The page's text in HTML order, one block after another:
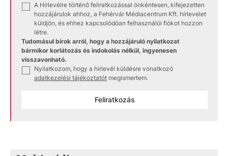
A Hírlevélre történő feliratkozással önkéntesen, kifejezetten
hozzájárulok ahhoz, a Fehérvár Médiacentrum Kft. hírlevelet
küldjön, és ehhez kapcsolódóan felhasználói fiókot hozzon
létre.
Tudomásul bírok arról, hogy a hozzájáruló nyilatkozat
bármikor korlátozás és indokolás nélkül, ingyenesen
visszavonható.
Nyilatkozom, hogy a hírlevél küldésre vonatkozó
adatkezelési tájékoztatót megismertem.
Feliratkozás